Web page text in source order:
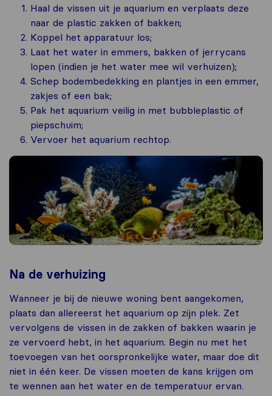
Haal de vissen uit je aquarium en verplaats deze
naar de plastic zakken of bakken;
Koppel het apparatuur los;
Laat het water in emmers, bakken of jerrycans
lopen (indien je het water mee wil verhuizen);
Schep bodembedekking en plantjes in een emmer,
zakjes of een bak;
Pak het aquarium veilig in met bubbleplastic of
piepschuim;
Vervoer het aquarium rechtop.
Na de verhuizing
Wanneer je bij de nieuwe woning bent aangekomen,
plaats dan allereerst het aquarium op zijn plek. Zet
vervolgens de vissen in de zakken of bakken waarin je
ze vervoerd hebt, in het aquarium. Begin nu met het
toevoegen van het oorspronkelijke water, maar doe dit
niet in één keer. De vissen moeten de kans krijgen om
te wennen aan het water en de temperatuur ervan.